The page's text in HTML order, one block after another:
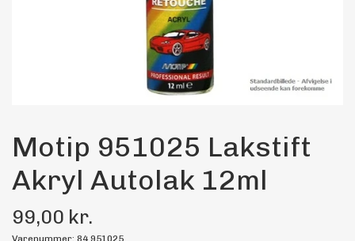
Transport Udstyr
Olie
Kemi
Dæk & Fælge
Motip 951025 Lakstift
Akryl Autolak 12ml
99,00 kr.
Varenummer: 84 951025